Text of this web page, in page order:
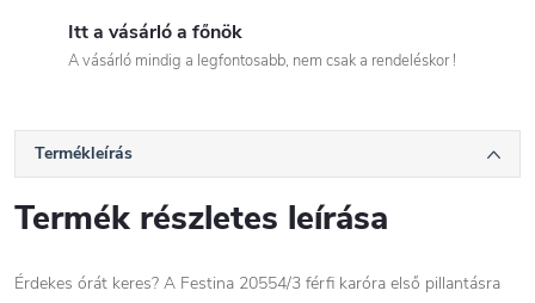
Itt a vásárló a főnök
A vásárló mindig a legfontosabb, nem csak a rendeléskor !
Termékleírás
Termék részletes leírása
Érdekes órát keres? A Festina 20554/3 férfi karóra első pillantásra